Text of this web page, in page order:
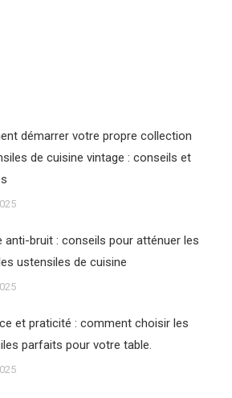
démarrer votre propre collection
de cuisine vintage : conseils et
anti-bruit : conseils pour atténuer les
ustensiles de cuisine
et praticité : comment choisir les
parfaits pour votre table.